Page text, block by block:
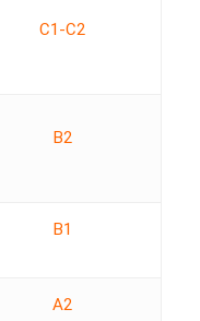
C1-C2
B2
B1
A2